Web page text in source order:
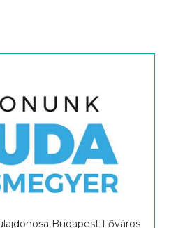
Budapest Főváros